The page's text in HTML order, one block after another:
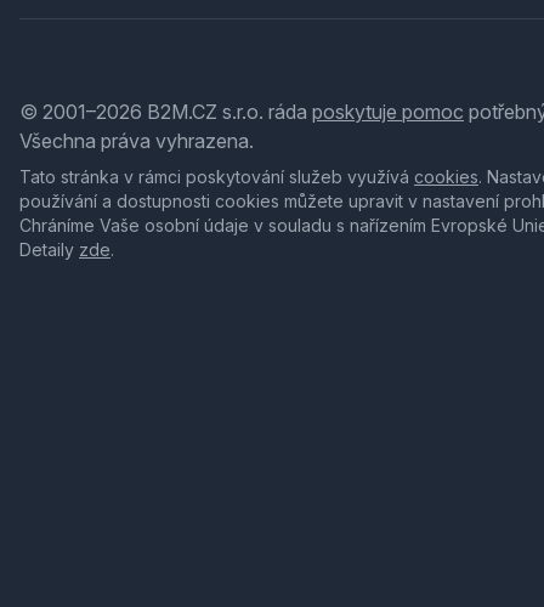
© 2001–2026 B2M.CZ s.r.o. ráda poskytuje pomoc
Všechna práva vyhrazena.
Tato stránka v rámci poskytování služeb využívá cookies.
používání a dostupnosti cookies můžete upravit v nastavení
Chráníme Vaše osobní údaje v souladu s nařízením Evropské
Detaily zde.